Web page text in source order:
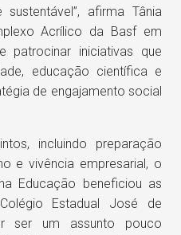
afirma Tânia
Acrílico da Basf em
patrocinar iniciativas que
educação científica e
de engajamento social
incluindo preparação
e vivência empresarial, o
Educação beneficiou as
Estadual José de
ser um assunto pouco